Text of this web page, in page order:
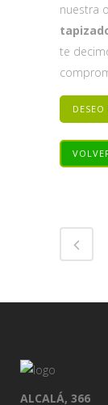
nuestra
te
ALCALÁ, 366